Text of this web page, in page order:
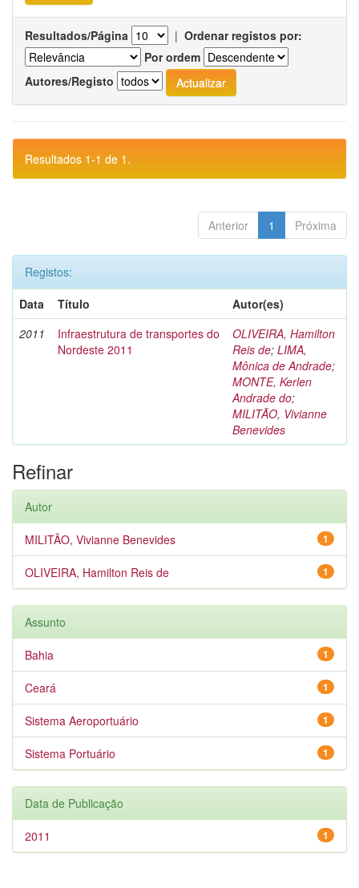
Resultados/Página | Ordenar registos por:
Por ordem
Autores/Registo
Resultados 1-1 de 1.
Anterior 1 Próxima
Registos:
Data
Título
Autor(es)
2011
Infraestrutura de transportes do
Nordeste 2011
OLIVEIRA, Hamilton
Reis de; LIMA,
Mônica de Andrade;
MONTE, Kerlen
Andrade do;
MILITÃO, Vivianne
Benevides
Refinar
Autor
1
MILITÃO, Vivianne Benevides
1
OLIVEIRA, Hamilton Reis de
Assunto
1
Bahia
1
Ceará
1
Sistema Aeroportuário
1
Sistema Portuário
Data de Publicação
1
2011